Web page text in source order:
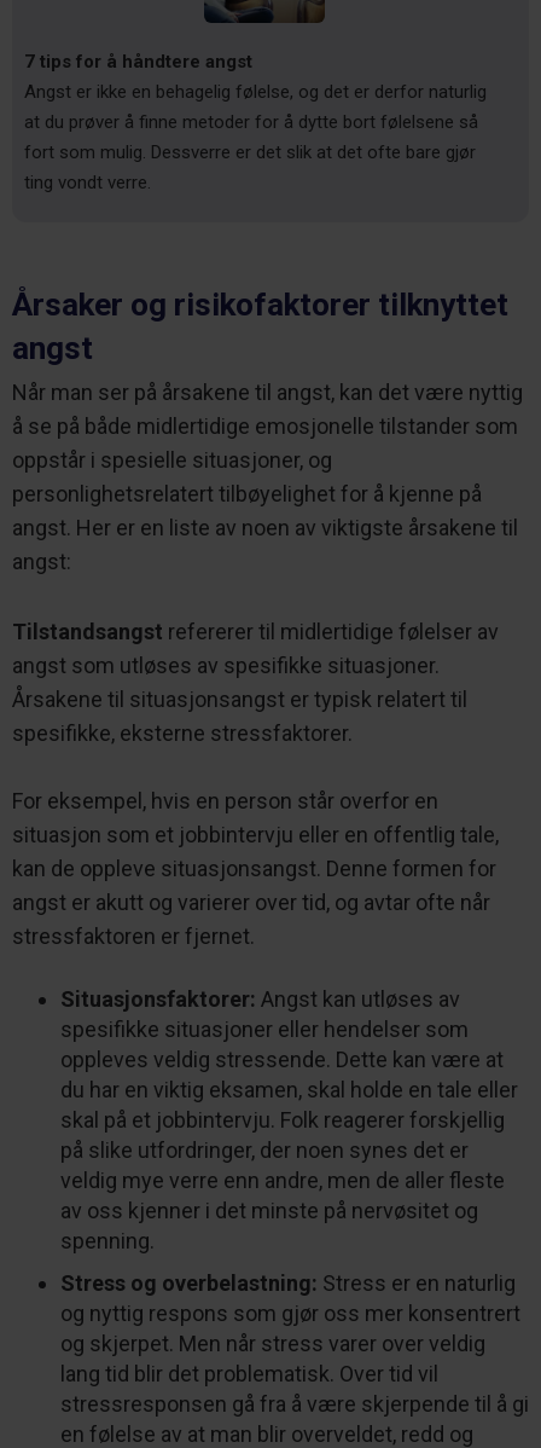
7 tips for å håndtere angst
Angst er ikke en behagelig følelse, og det er derfor naturlig
at du prøver å finne metoder for å dytte bort følelsene så
fort som mulig. Dessverre er det slik at det ofte bare gjør
ting vondt verre.
Årsaker og risikofaktorer tilknyttet
angst
Når man ser på årsakene til angst, kan det være nyttig
å se på både midlertidige emosjonelle tilstander som
oppstår i spesielle situasjoner, og
personlighetsrelatert tilbøyelighet for å kjenne på
angst. Her er en liste av noen av viktigste årsakene til
angst:
Tilstandsangst refererer til midlertidige følelser av
angst som utløses av spesifikke situasjoner.
Årsakene til situasjonsangst er typisk relatert til
spesifikke, eksterne stressfaktorer.
For eksempel, hvis en person står overfor en
situasjon som et jobbintervju eller en offentlig tale,
kan de oppleve situasjonsangst. Denne formen for
angst er akutt og varierer over tid, og avtar ofte når
stressfaktoren er fjernet.
Situasjonsfaktorer: Angst kan utløses av
spesifikke situasjoner eller hendelser som
oppleves veldig stressende. Dette kan være at
du har en viktig eksamen, skal holde en tale eller
skal på et jobbintervju. Folk reagerer forskjellig
på slike utfordringer, der noen synes det er
veldig mye verre enn andre, men de aller fleste
av oss kjenner i det minste på nervøsitet og
spenning.
Stress og overbelastning: Stress er en naturlig
og nyttig respons som gjør oss mer konsentrert
og skjerpet. Men når stress varer over veldig
lang tid blir det problematisk. Over tid vil
stressresponsen gå fra å være skjerpende til å gi
en følelse av at man blir overveldet, redd og